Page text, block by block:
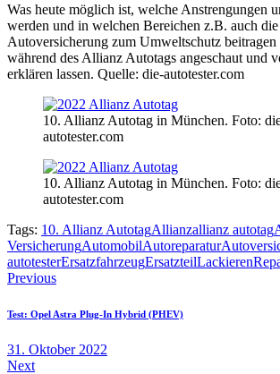
Was heute möglich ist, welche Anstrengungen
werden und in welchen Bereichen z.B. auch
Autoversicherung zum Umweltschutz
während des Allianz Autotags angeschaut und
erklären lassen. Quelle: die-autotester.com
10. Allianz Autotag in München. Foto:
autotester.com
10. Allianz Autotag in München. Foto:
autotester.com
Tags: 10. Allianz AutotagAllianzallianz autotag
VersicherungAutomobilAutoreparatur
autotesterErsatzfahrzeugErsatzteilLackieren
Beitragsnavigation
Previous
Test: Opel Astra Plug-In Hybrid (PHEV)
31. Oktober 2022
Next